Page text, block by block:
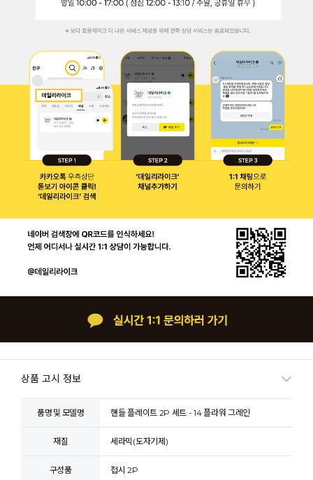
상품 고시 정보
품명 및 모델명 핸들 플레이트 2P 세트 - 14 플라워 그레인
재질 세라믹(도자기제)
구성품 접시 2P